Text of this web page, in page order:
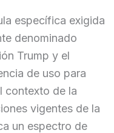
específica exigida
denominado
Trump y el
de uso para
contexto de la
vigentes de la
un espectro de